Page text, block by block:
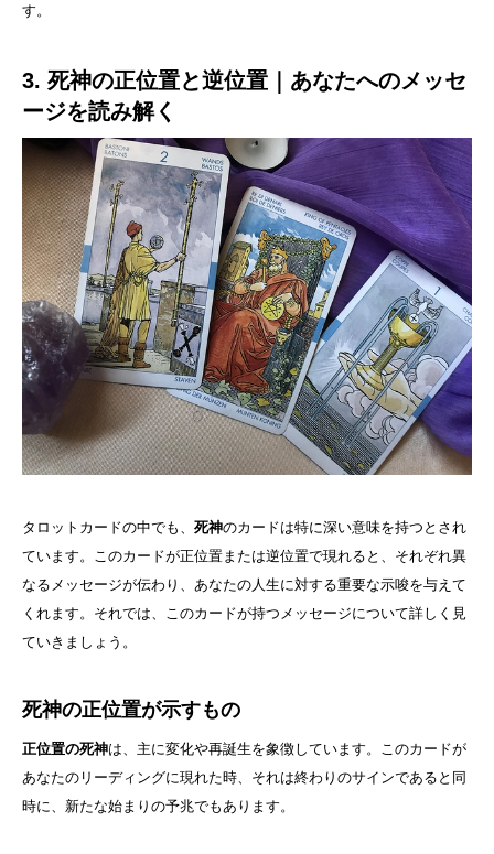
す。
3. 死神の正位置と逆位置｜あなたへのメッセ
ージを読み解く
タロットカードの中でも、 死神のカードは特に深い意味を持つとされ
ています。このカードが正位置または逆位置で現れると、それぞれ異
なるメッセージが伝わり、あなたの人生に対する重要な示唆を与えて
くれます。それでは、このカードが持つメッセージについて詳しく見
ていきましょう。
死神の正位置が示すもの
正位置の死神は、主に変化や再誕生を象徴しています。このカードが
あなたのリーディングに現れた時、それは終わりのサインであると同
時に、新たな始まりの予兆でもあります。